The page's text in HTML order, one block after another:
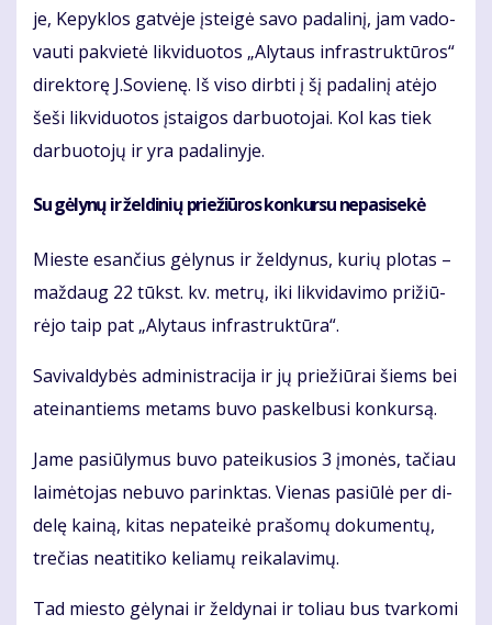
je, Ke­pyk­los gat­vė­je įstei­gė sa­vo pa­da­li­nį, jam va­do­
vau­ti pa­kvie­tė lik­vi­duo­tos „Aly­taus in­fra­struk­tū­ros“
di­rek­to­rę J.So­vie­nę. Iš vi­so dirb­ti į šį pa­da­li­nį at­ėjo
še­ši lik­vi­duo­tos įstai­gos dar­buo­to­jai. Kol kas tiek
dar­buo­to­jų ir yra pa­da­li­ny­je.
Su gė­ly­nų ir žel­di­nių prie­žiū­ros kon­kur­su ne­pa­si­se­kė
Mies­te esan­čius gė­ly­nus ir žel­dy­nus, ku­rių plo­tas –
maž­daug 22 tūkst. kv. met­rų, iki lik­vi­da­vi­mo pri­žiū­
rė­jo taip pat „Aly­taus in­fra­struk­tū­ra“.
Sa­vi­val­dy­bės ad­mi­nist­ra­ci­ja ir jų prie­žiū­rai šiems bei
at­ei­nan­tiems me­tams bu­vo pa­skel­bu­si kon­kur­są.
Ja­me pa­siū­ly­mus bu­vo pa­tei­ku­sios 3 įmo­nės, ta­čiau
lai­mė­to­jas ne­bu­vo pa­rink­tas. Vie­nas pa­siū­lė per di­
de­lę kai­ną, ki­tas ne­pa­tei­kė pra­šo­mų do­ku­men­tų,
tre­čias ne­ati­ti­ko ke­lia­mų rei­ka­la­vi­mų.
Tad mies­to gė­ly­nai ir žel­dy­nai ir to­liau bus tvar­ko­mi